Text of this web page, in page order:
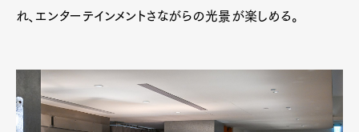
れ、エンターテインメントさながらの光景が楽しめる。